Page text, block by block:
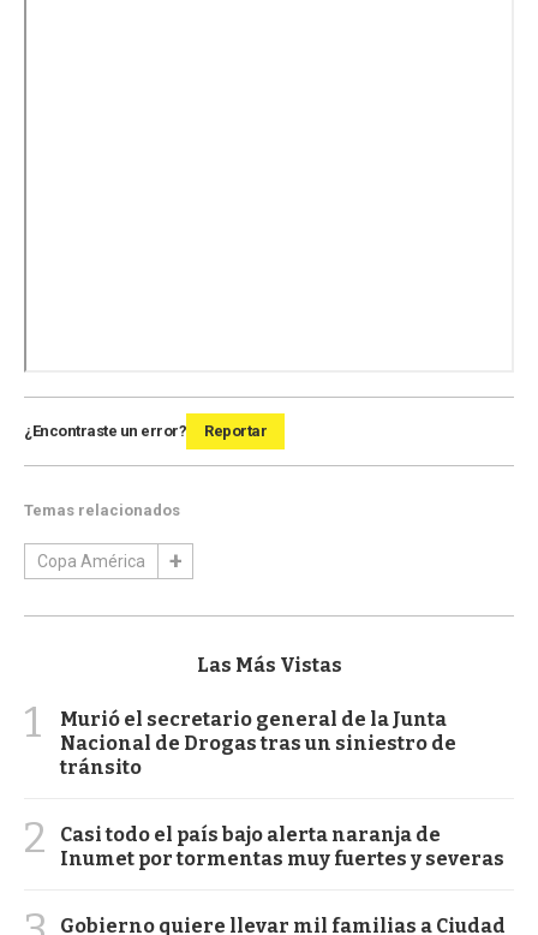
¿Encontraste un error? Reportar
Temas relacionados
Copa América
Las Más Vistas
1
Murió el secretario general de la Junta
Nacional de Drogas tras un siniestro de
tránsito
2
Casi todo el país bajo alerta naranja de
Inumet por tormentas muy fuertes y severas
Gobierno quiere llevar mil familias a Ciudad